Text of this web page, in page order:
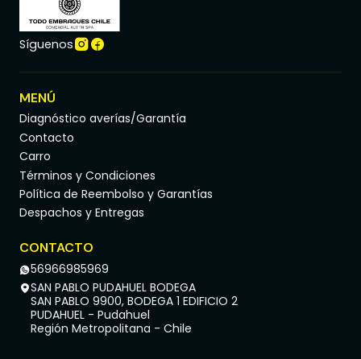
Síguenos
MENÚ
Diagnóstico averías/Garantía
Contacto
Carro
Términos y Condiciones
Política de Reembolso y Garantías
Despachos y Entregas
CONTACTO
56966985969
SAN PABLO PUDAHUEL BODEGA
SAN PABLO 9900, BODEGA 1 EDIFICIO 2
PUDAHUEL - Pudahuel
Región Metropolitana - Chile